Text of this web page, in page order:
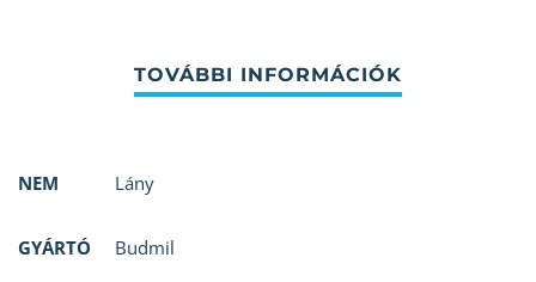
NEM Lány
GYÁRTÓ Budmil